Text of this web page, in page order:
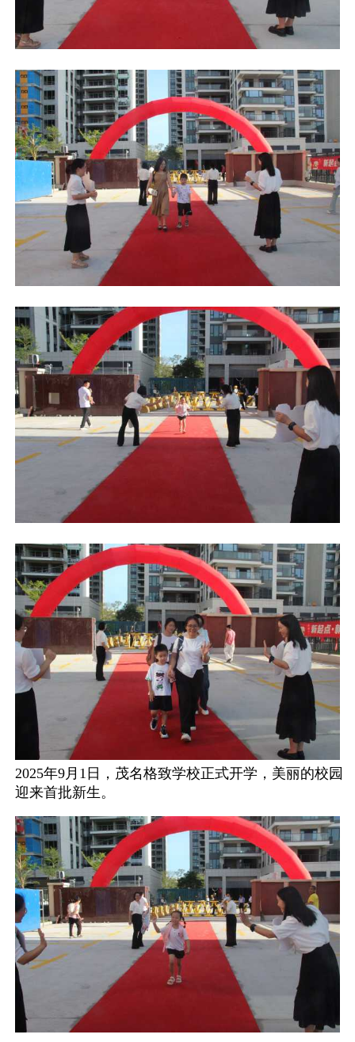
2025年9月1日，茂名格致学校正式开学，美丽的校园
迎来首批新生。